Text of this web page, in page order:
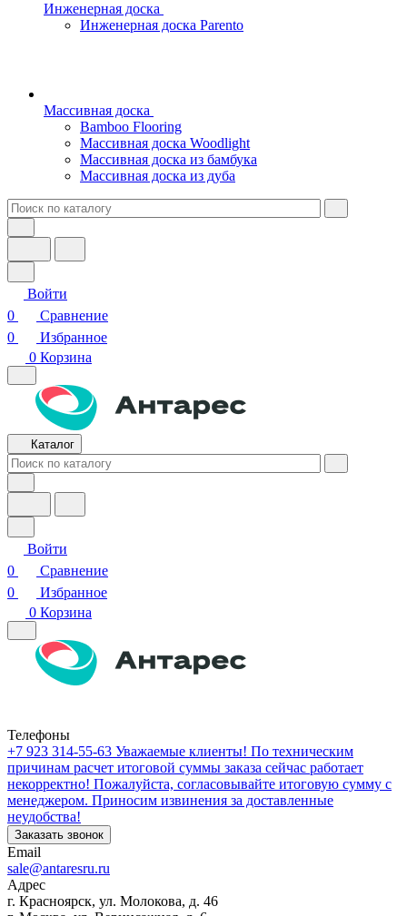
Инженерная доска
Инженерная доска Parento
Массивная доска
Bamboo Flooring
Массивная доска Woodlight
Массивная доска из бамбука
Массивная доска из дуба
Войти
0
Сравнение
0
Избранное
0 Корзина
Каталог
Войти
0
Сравнение
0
Избранное
0 Корзина
Телефоны
+7 923 314-55-63 Уважаемые клиенты! По техническим
причинам расчет итоговой суммы заказа сейчас работает
некорректно! Пожалуйста, согласовывайте итоговую сумму с
менеджером. Приносим извинения за доставленные
неудобства!
Заказать звонок
Email
sale@antaresru.ru
Адрес
г. Красноярск, ул. Молокова, д. 46